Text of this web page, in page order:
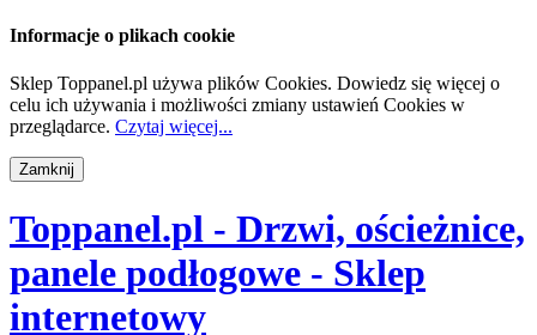
Informacje o plikach cookie
Sklep Toppanel.pl używa plików Cookies. Dowiedz się więcej o
celu ich używania i możliwości zmiany ustawień Cookies w
przeglądarce. Czytaj więcej...
Toppanel.pl - Drzwi, ościeżnice,
panele podłogowe - Sklep
internetowy